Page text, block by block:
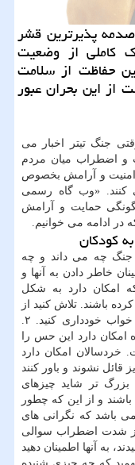
پذیرترین قشر
کاملی از وضعیت
حفاظت از سلامت
از این بحران عبور
جنگ تیتر اخبار می
و اضطراب میان مردم
و آرامش بخصوص
کنند. «وب گاه رسمی
حمایت و آرامش
ادامه می خوانیم.
کودکان
جنگ چه می داند و چه
خاطر دادن به آنها و
که امکان دارد به شکل
باشند. تلاش کنید از
امکان دارد این حس را
خردسالان امکان دارد
نشوند و باور کنند
تر شاید چیزهای
و از این که چطور
باشد که نگرانی های
از شدت اضطراب سوالی
به آنها اطمینان دهید
که چه چیزی شنیده